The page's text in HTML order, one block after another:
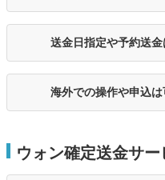
送金日指定や予約送金
海外での操作や申込は
ウォン確定送金サ